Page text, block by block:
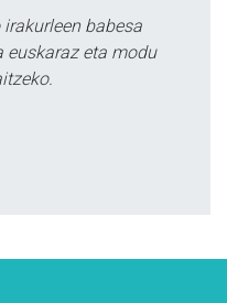
babesa
euskaraz eta modu